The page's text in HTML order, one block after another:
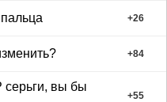
+26
+84
серьги, вы бы
+55